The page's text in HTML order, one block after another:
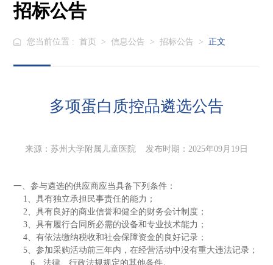
招标公告
您当前位置 : 首页 > 信息公告 > 招标公告 > 正文
多项蛋白质控品遴选公告
来源：苏州大学附属儿童医院 发布时期：2025年09月19日
一、参与遴选的供应商应当具备下列条件：
1、具有独立承担民事责任的能力；
2、具有良好的商业信誉和健全的财务会计制度；
3、具有履行合同所必需的设备和专业技术能力；
4、有依法缴纳税收和社会保障资金的良好记录；
5、参加采购活动前三年内，在经营活动中没有重大违法记录；
6、法律、行政法规规定的其他条件。